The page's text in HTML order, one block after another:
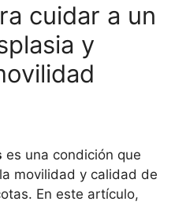
cuidar a un
y
es una condición que
movilidad y calidad de
En este artículo,